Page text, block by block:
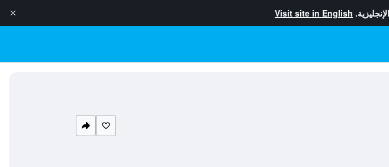
Visit site in English